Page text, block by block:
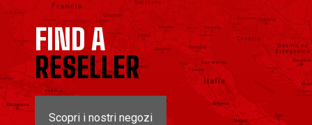
FIND A
RESELLER
Scopri i nostri negozi